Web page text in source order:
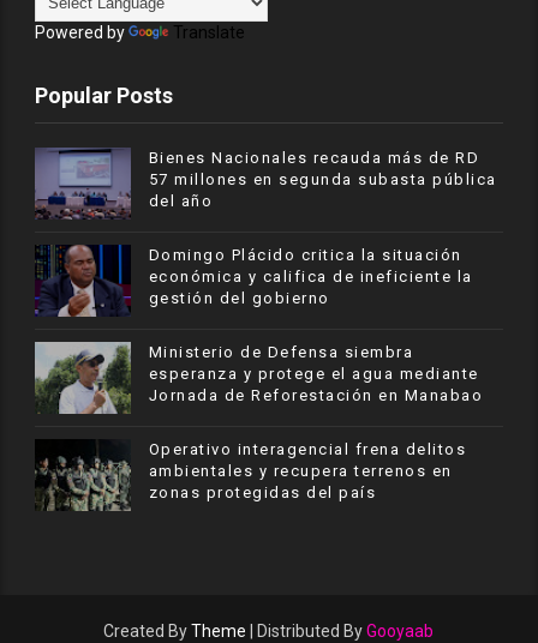
Powered by Translate
Popular Posts
Bienes Nacionales recauda más de RD
57 millones en segunda subasta pública
del año
​Domingo Plácido critica la situación
económica y califica de ineficiente la
gestión del gobierno
Ministerio de Defensa siembra
esperanza y protege el agua mediante
Jornada de Reforestación en Manabao
Operativo interagencial frena delitos
ambientales y recupera terrenos en
zonas protegidas del país
Created ByTheme | Distributed ByGooyaab